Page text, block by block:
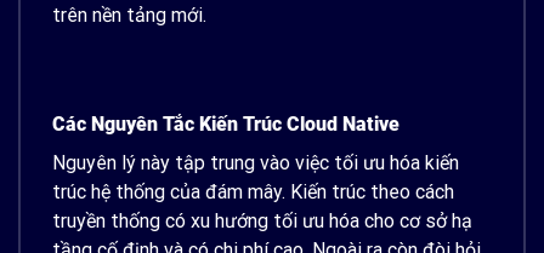
trên nền tảng mới.
Các Nguyên Tắc Kiến Trúc Cloud Native
Nguyên lý này tập trung vào việc tối ưu hóa kiến
trúc hệ thống của đám mây. Kiến trúc theo cách
truyền thống có xu hướng tối ưu hóa cho cơ sở hạ